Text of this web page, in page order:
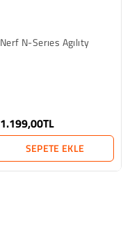
Nerf N-Serıes Agılıty
1.199,00TL
SEPETE EKLE